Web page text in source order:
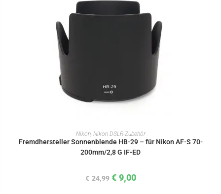
IN DEN WARENKORB
Nikon, Nikon DSLR-Zubehör
Fremdhersteller Sonnenblende HB-29 – für Nikon AF-S 70-
200mm/2,8 G IF-ED
€ 24,99 € 9,00